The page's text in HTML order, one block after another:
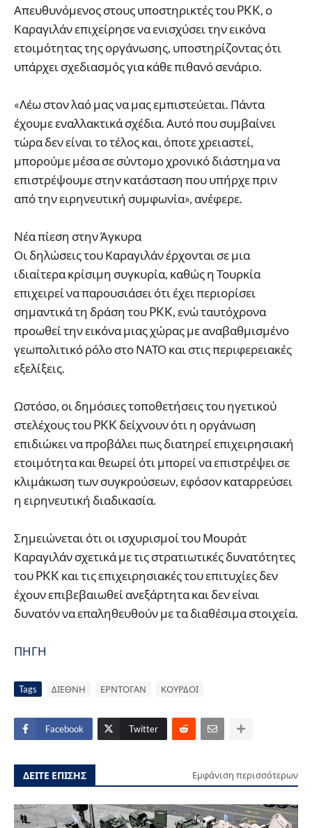
Απευθυνόμενος στους υποστηρικτές του PKK, ο
Καραγιλάν επιχείρησε να ενισχύσει την εικόνα
ετοιμότητας της οργάνωσης, υποστηρίζοντας ότι
υπάρχει σχεδιασμός για κάθε πιθανό σενάριο.
«Λέω στον λαό μας να μας εμπιστεύεται. Πάντα
έχουμε εναλλακτικά σχέδια. Αυτό που συμβαίνει
τώρα δεν είναι το τέλος και, όποτε χρειαστεί,
μπορούμε μέσα σε σύντομο χρονικό διάστημα να
επιστρέψουμε στην κατάσταση που υπήρχε πριν
από την ειρηνευτική συμφωνία», ανέφερε.
Νέα πίεση στην Άγκυρα
Οι δηλώσεις του Καραγιλάν έρχονται σε μια
ιδιαίτερα κρίσιμη συγκυρία, καθώς η Τουρκία
επιχειρεί να παρουσιάσει ότι έχει περιορίσει
σημαντικά τη δράση του PKK, ενώ ταυτόχρονα
προωθεί την εικόνα μιας χώρας με αναβαθμισμένο
γεωπολιτικό ρόλο στο ΝΑΤΟ και στις περιφερειακές
εξελίξεις.
Ωστόσο, οι δημόσιες τοποθετήσεις του ηγετικού
στελέχους του PKK δείχνουν ότι η οργάνωση
επιδιώκει να προβάλει πως διατηρεί επιχειρησιακή
ετοιμότητα και θεωρεί ότι μπορεί να επιστρέψει σε
κλιμάκωση των συγκρούσεων, εφόσον καταρρεύσει
η ειρηνευτική διαδικασία.
Σημειώνεται ότι οι ισχυρισμοί του Μουράτ
Καραγιλάν σχετικά με τις στρατιωτικές δυνατότητες
του PKK και τις επιχειρησιακές του επιτυχίες δεν
έχουν επιβεβαιωθεί ανεξάρτητα και δεν είναι
δυνατόν να επαληθευθούν με τα διαθέσιμα στοιχεία.
ΠΗΓΗ
Tags ΔΙΕΘΝΗ ΕΡΝΤΟΓΑΝ ΚΟΥΡΔΟΙ
Facebook Twitter
ΔΕΙΤΕ ΕΠΙΣΗΣ Εμφάνιση περισσότερων